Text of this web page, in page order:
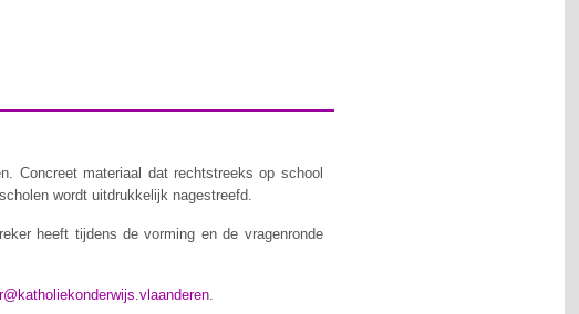
Concreet materiaal dat rechtstreeks op school
wordt uitdrukkelijk nagestreefd.
heeft tijdens de vorming en de vragenronde
.